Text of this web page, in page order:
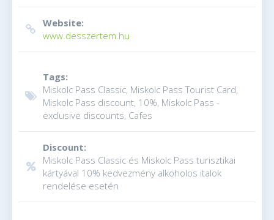
Website:
www.desszertem.hu
Tags:
Miskolc Pass Classic, Miskolc Pass Tourist Card,
Miskolc Pass discount, 10%, Miskolc Pass -
exclusive discounts, Cafes
Discount:
Miskolc Pass Classic és Miskolc Pass turisztikai
kártyával 10% kedvezmény alkoholos italok
rendelése esetén